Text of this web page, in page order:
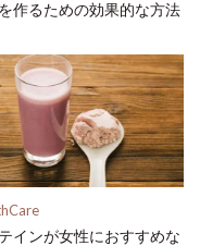
作るための効果的な方法
インが女性におすすめな